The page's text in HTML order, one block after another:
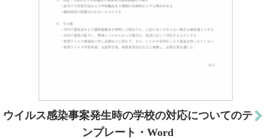
ウイルス感染事案発生時の学校の対応についてのテ
ンプレート・Word